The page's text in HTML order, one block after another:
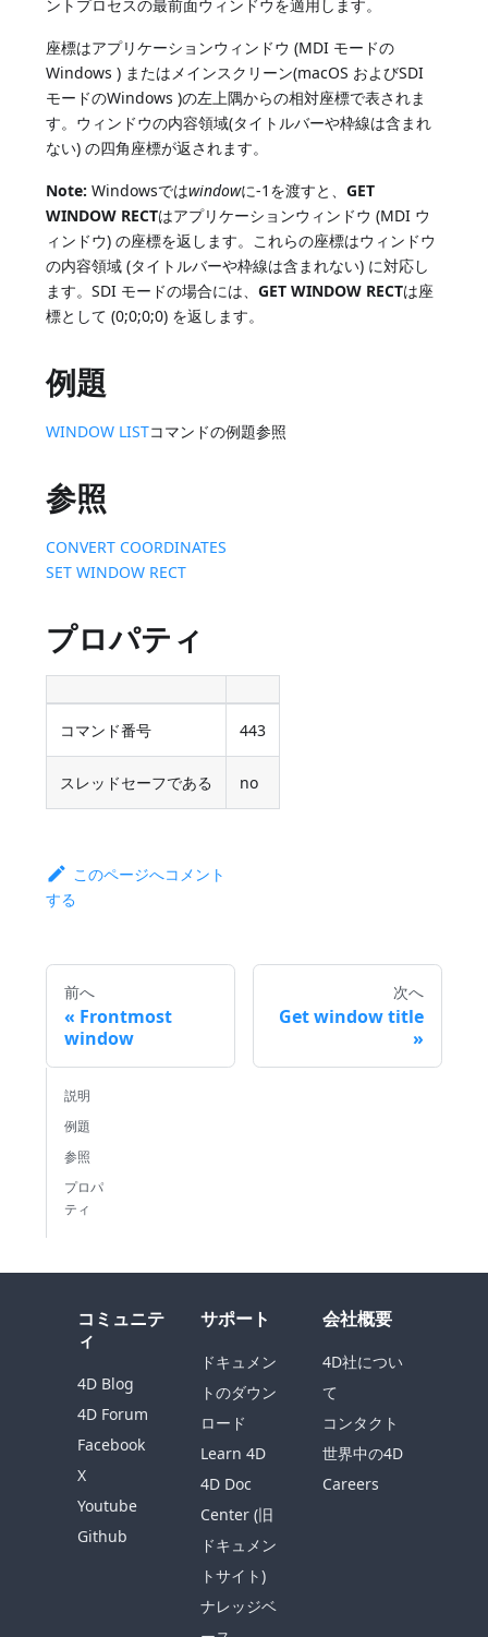
ントプロセスの最前面ウィンドウを適用します。
座標はアプリケーションウィンドウ (MDI モードの
Windows ) またはメインスクリーン(macOS およびSDI
モードのWindows )の左上隅からの相対座標で表されま
す。ウィンドウの内容領域(タイトルバーや枠線は含まれ
ない) の四角座標が返されます。
Note: Windowsではwindowに-1を渡すと、GET
WINDOW RECTはアプリケーションウィンドウ (MDI ウ
ィンドウ) の座標を返します。これらの座標はウィンドウ
の内容領域 (タイトルバーや枠線は含まれない) に対応し
ます。SDI モードの場合には、GET WINDOW RECTは座
標として (0;0;0;0) を返します。
例題
WINDOW LISTコマンドの例題参照
参照
CONVERT COORDINATES
SET WINDOW RECT
プロパティ
コマンド番号 443
スレッドセーフである no
このページへコメント
する
前へ
Frontmost
window
次へ
Get window title
説明
例題
参照
プロパ
ティ
コミュニテ
ィ
4D Blog
4D Forum
Facebook
X
Youtube
Github
サポート
ドキュメン
トのダウン
ロード
Learn 4D
4D Doc
Center (旧
ドキュメン
トサイト)
ナレッジベ
会社概要
4D社につい
て
コンタクト
世界中の4D
Careers